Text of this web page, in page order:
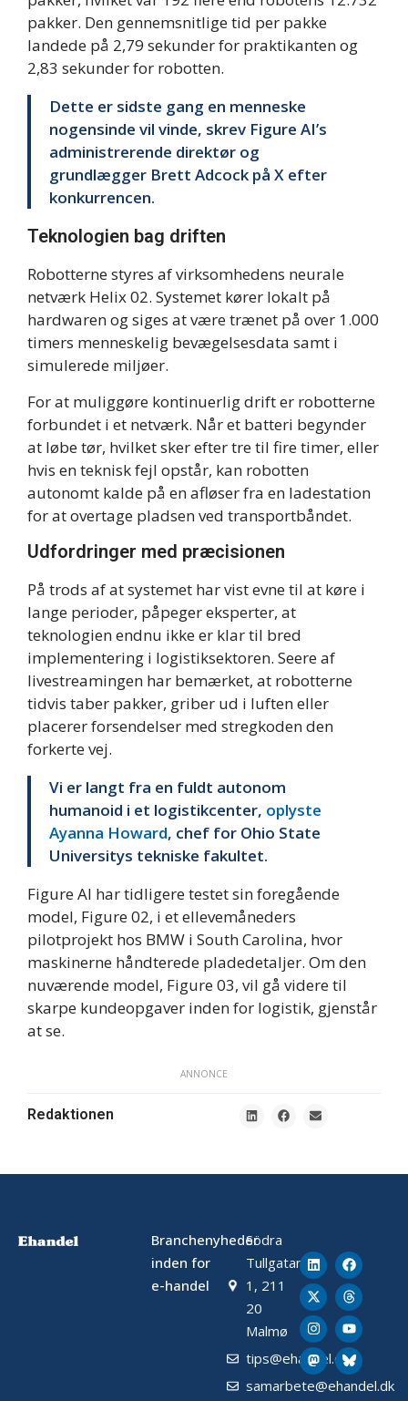
pakker. Den gennemsnitlige tid per pakke
landede på 2,79 sekunder for praktikanten og
2,83 sekunder for robotten.
Dette er sidste gang en menneske
nogensinde vil vinde, skrev Figure AI’s
administrerende direktør og
grundlægger Brett Adcock på X efter
konkurrencen.
Teknologien bag driften
Robotterne styres af virksomhedens neurale
netværk Helix 02. Systemet kører lokalt på
hardwaren og siges at være trænet på over 1.000
timers menneskelig bevægelsesdata samt i
simulerede miljøer.
For at muliggøre kontinuerlig drift er robotterne
forbundet i et netværk. Når et batteri begynder
at løbe tør, hvilket sker efter tre til fire timer, eller
hvis en teknisk fejl opstår, kan robotten
autonomt kalde på en afløser fra en ladestation
for at overtage pladsen ved transportbåndet.
Udfordringer med præcisionen
På trods af at systemet har vist evne til at køre i
lange perioder, påpeger eksperter, at
teknologien endnu ikke er klar til bred
implementering i logistiksektoren. Seere af
livestreamingen har bemærket, at robotterne
tidvis taber pakker, griber ud i luften eller
placerer forsendelser med stregkoden den
forkerte vej.
Vi er langt fra en fuldt autonom
humanoid i et logistikcenter, oplyste
Ayanna Howard, chef for Ohio State
Universitys tekniske fakultet.
Figure AI har tidligere testet sin foregående
model, Figure 02, i et ellevemåneders
pilotprojekt hos BMW i South Carolina, hvor
maskinerne håndterede pladedetaljer. Om den
nuværende model, Figure 03, vil gå videre til
skarpe kundeopgaver inden for logistik, gjenstår
at se.
ANNONCE
Redaktionen
Branchenyheder
inden for
e-handel
Södra
Tullgatan
1, 211
20
Malmø
tips@ehandel.dk
samarbete@ehandel.dk